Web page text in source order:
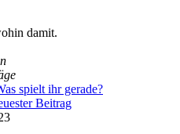
damit.
spielt ihr gerade?
Beitrag